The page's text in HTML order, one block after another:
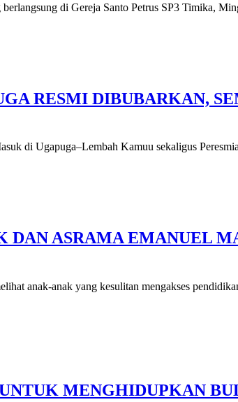
di Gereja Santo Petrus SP3 Timika,
RESMI DIBUBARKAN,
di Ugapuga–Lembah Kamuu sekaligus
DAN ASRAMA EMANUEL
anak-anak yang kesulitan mengakses
MENGHIDUPKAN